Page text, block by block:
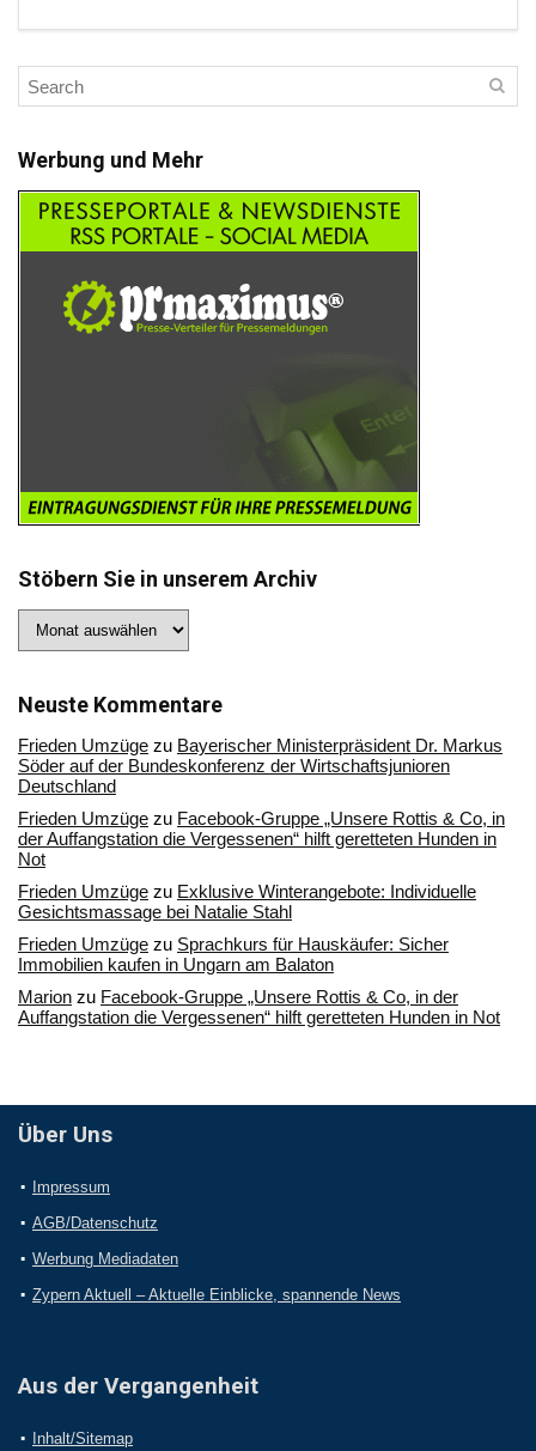
Werbung und Mehr
Stöbern Sie in unserem Archiv
Sie
Archiv
Neuste Kommentare
Frieden Umzüge zu Bayerischer Ministerpräsident Dr. Markus
Söder auf der Bundeskonferenz der Wirtschaftsjunioren
Deutschland
Frieden Umzüge zu Facebook-Gruppe „Unsere Rottis & Co, in
der Auffangstation die Vergessenen“ hilft geretteten Hunden in
Not
Frieden Umzüge zu Exklusive Winterangebote: Individuelle
Gesichtsmassage bei Natalie Stahl
Frieden Umzüge zu Sprachkurs für Hauskäufer: Sicher
Immobilien kaufen in Ungarn am Balaton
Marion zu Facebook-Gruppe „Unsere Rottis & Co, in der
Auffangstation die Vergessenen“ hilft geretteten Hunden in Not
Über Uns
Impressum
AGB/Datenschutz
Werbung Mediadaten
Zypern Aktuell – Aktuelle Einblicke, spannende News
Aus der Vergangenheit
Inhalt/Sitemap